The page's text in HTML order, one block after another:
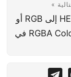
»
تحويل HEX إلى RGB أو
RGBA Color Code في